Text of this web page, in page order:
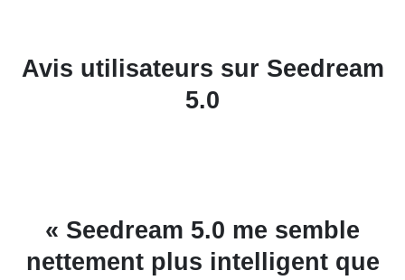
Avis utilisateurs sur Seedream
5.0
« Seedream 5.0 me semble
nettement plus intelligent que